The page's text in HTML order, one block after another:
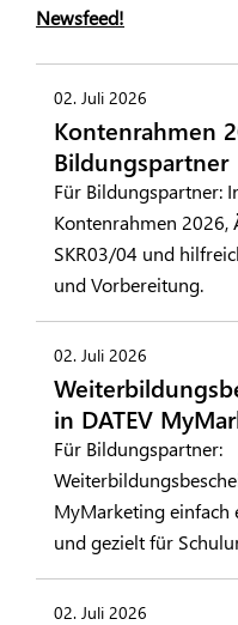
Newsfeed!
02. Juli 2026
Kontenrahmen
Bildungspartner
Für Bildungspartner:
Kontenrahmen 2026,
SKR03/04 und
und Vorbereitung.
02. Juli 2026
in DATEV
Für Bildungspartner:
MyMarketing einfach
und gezielt für
02. Juli 2026